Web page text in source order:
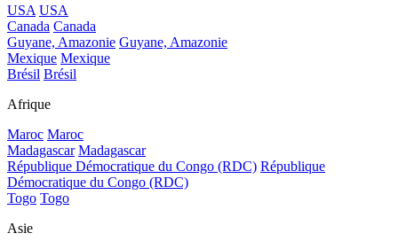
USA USA
Canada Canada
Guyane, Amazonie Guyane, Amazonie
Mexique Mexique
Brésil Brésil
Afrique
Maroc Maroc
Madagascar Madagascar
République Démocratique du Congo (RDC) République
Démocratique du Congo (RDC)
Togo Togo
Asie